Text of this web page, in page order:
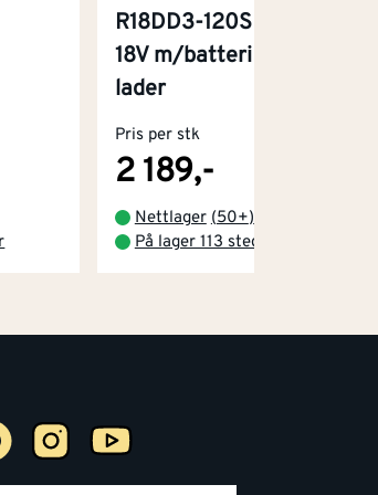
R18DD3-120S One+
18V m/batteri og
lader
Pris per stk
2 189,-
Nettlager (50+)
På lager 113 steder